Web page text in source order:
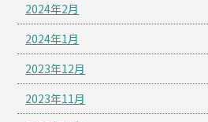
2024年2月
2024年1月
2023年12月
2023年11月